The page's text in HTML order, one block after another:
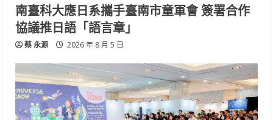
南臺科大應日系攜手臺南市童軍會 簽署合作
協議推日語「語言章」
蔡 永源 2026 年 8 月 5 日